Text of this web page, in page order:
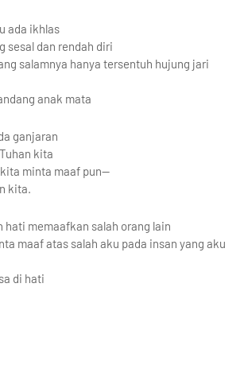
ada ikhlas
sesal dan rendah diri
salamnya hanya tersentuh hujung jari
anak mata
ganjaran
kita
minta maaf pun--
kita.
hati memaafkan salah orang lain
maaf atas salah aku pada insan yang aku
di hati